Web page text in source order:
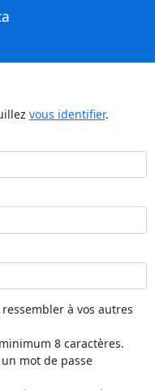
vous identifier.
à vos autres
8 caractères.
mot de passe